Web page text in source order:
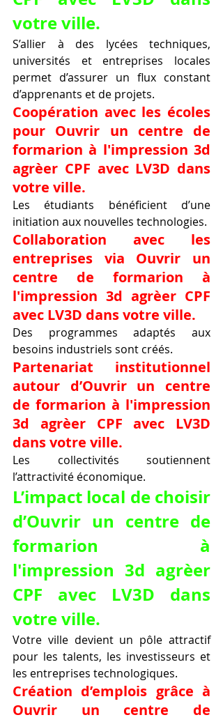
votre ville.
S’allier à des lycées techniques,
universités et entreprises locales
permet d’assurer un flux constant
d’apprenants et de projets.
Coopération avec les écoles
pour Ouvrir un centre de
formarion à l'impression 3d
agrèer CPF avec LV3D dans
votre ville.
Les étudiants bénéficient d’une
initiation aux nouvelles technologies.
Collaboration avec les
entreprises via Ouvrir un
centre de formarion à
l'impression 3d agrèer CPF
avec LV3D dans votre ville.
Des programmes adaptés aux
besoins industriels sont créés.
Partenariat institutionnel
autour d’Ouvrir un centre
de formarion à l'impression
3d agrèer CPF avec LV3D
dans votre ville.
Les collectivités soutiennent
l’attractivité économique.
L’impact local de choisir
d’Ouvrir un centre de
formarion à
l'impression 3d agrèer
CPF avec LV3D dans
votre ville.
Votre ville devient un pôle attractif
pour les talents, les investisseurs et
les entreprises technologiques.
Création d’emplois grâce à
Ouvrir un centre de